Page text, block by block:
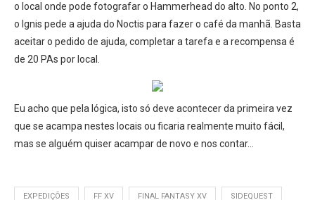
o local onde pode fotografar o Hammerhead do alto. No ponto 2,
o Ignis pede a ajuda do Noctis para fazer o café da manhã. Basta
aceitar o pedido de ajuda, completar a tarefa e a recompensa é
de 20 PAs por local.
Eu acho que pela lógica, isto só deve acontecer da primeira vez
que se acampa nestes locais ou ficaria realmente muito fácil,
mas se alguém quiser acampar de novo e nos contar…
EXPEDIÇÕES FF XV FINAL FANTASY XV SIDEQUEST